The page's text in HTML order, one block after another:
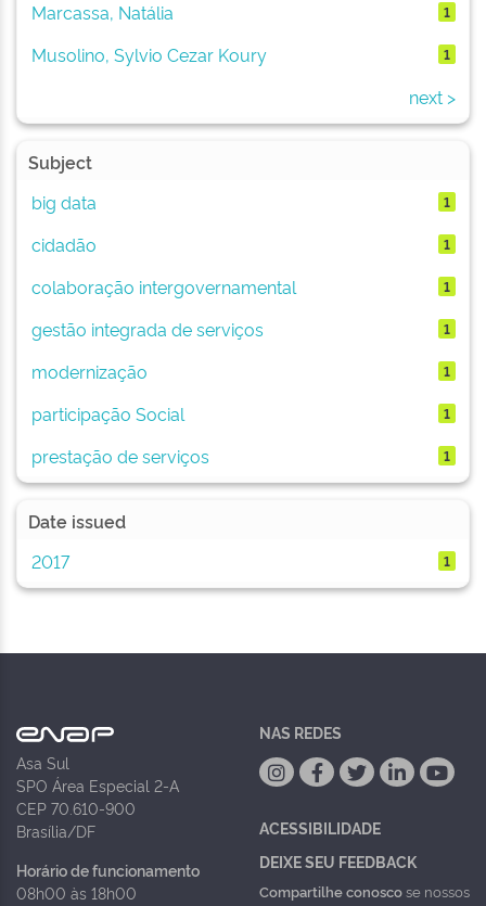
Marcassa, Natália 1
Musolino, Sylvio Cezar Koury 1
next >
Subject
big data
1
cidadão 1
colaboração intergovernamental 1
gestão integrada de serviços 1
modernização 1
participação Social 1
prestação de serviços 1
Date issued
2017
1
Asa Sul
SPO Área Especial 2-A
CEP 70.610-900
Brasília/DF
Horário de funcionamento
08h00 às 18h00
NAS REDES
ACESSIBILIDADE
DEIXE SEU FEEDBACK
Compartilhe conoscose nossos